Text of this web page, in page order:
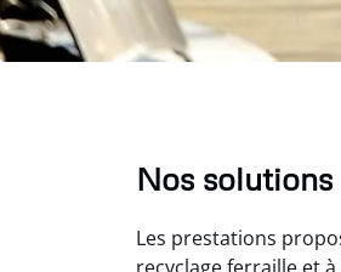
Nos solutions
Les prestations